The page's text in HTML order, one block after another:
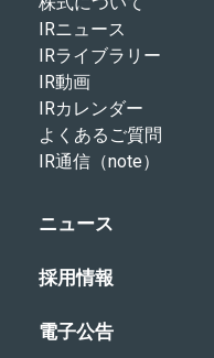
IRニュース
IRライブラリー
IR動画
IRカレンダー
よくあるご質問
IR通信（note）
ニュース
採用情報
電子公告